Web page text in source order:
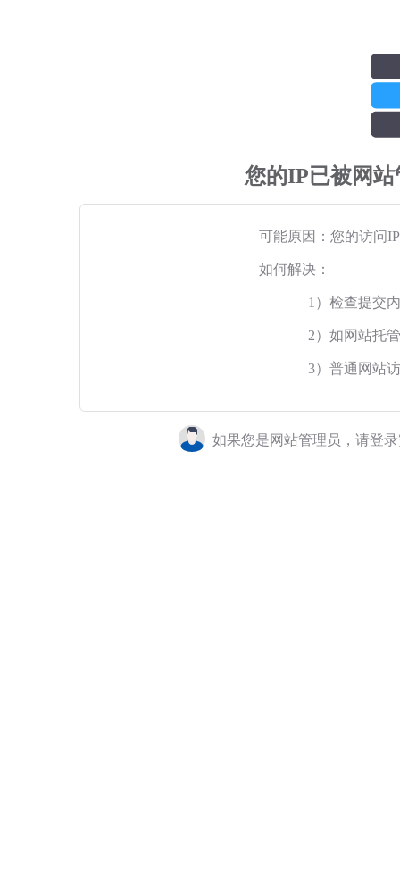
您的IP已被网
可能原因：您的访问
如何解决：
1）检查提交
2）如网站托
3）普通网站
如果您是网站管理员，请登